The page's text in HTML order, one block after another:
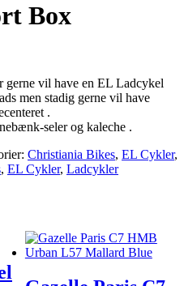
Box
gerne vil have en EL Ladcykel
men stadig gerne vil have
.
seler og kaleche .
Christiania Bikes, EL Cykler,
, EL Cykler, Ladcykler